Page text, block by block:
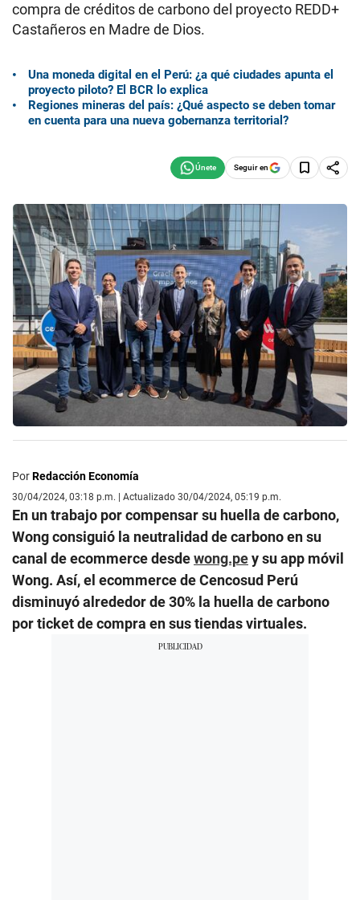
compra de créditos de carbono del proyecto REDD+
Castañeros en Madre de Dios.
Una moneda digital en el Perú: ¿a qué ciudades apunta el
proyecto piloto? El BCR lo explica
Regiones mineras del país: ¿Qué aspecto se deben tomar
en cuenta para una nueva gobernanza territorial?
Seguir en
PorRedacción Economía
30/04/2024, 03:18 p.m. | Actualizado 30/04/2024, 05:19 p.m.
En un trabajo por compensar su huella de carbono,
Wong consiguió la neutralidad de carbono en su
canal de ecommerce desdewong.pey su app móvil
Wong. Así, el ecommerce de Cencosud Perú
disminuyó alrededor de 30% la huella de carbono
por ticket de compra en sus tiendas virtuales.